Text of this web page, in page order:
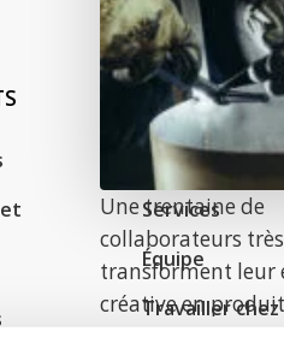
Une trentaine de
collaborateurs
transforment leur
créative en
ENTREPRISE
Entreprise
Services
Équipe
Travailler chez